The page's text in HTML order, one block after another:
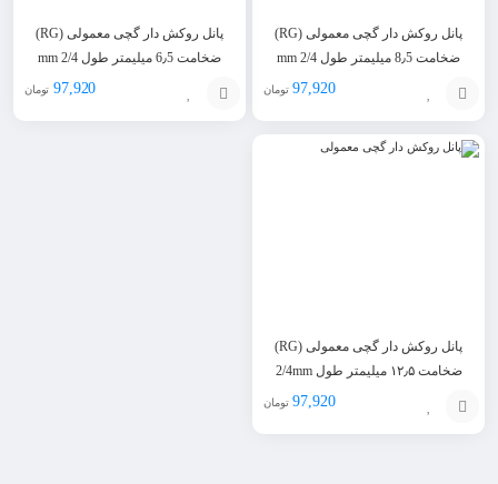
پانل روکش دار گچی معمولی (RG)
ضخامت 8٫5 میلیمتر طول 2/4 mm
97,920 تومان
به
پانل روکش دار گچی معمولی (RG)
ضخامت 6٫5 میلیمتر طول 2/4 mm
97,920 تومان
پانل روکش دار گچی معمولی (RG)
ضخامت ۱۲٫۵ میلیمتر طول 2/4mm
97,920 تومان